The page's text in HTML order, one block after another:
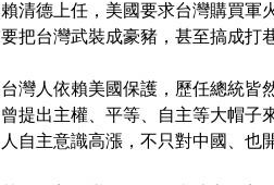
賴清德上任，美國要求台灣購買軍
要把台灣武裝成豪豬，甚至搞成打
台灣人依賴美國保護，歷任總統皆
曾提出主權、平等、自主等大帽子
人自主意識高漲，不只對中國、也